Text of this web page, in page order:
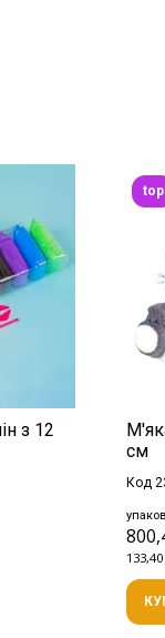
з 12
см
Код
top